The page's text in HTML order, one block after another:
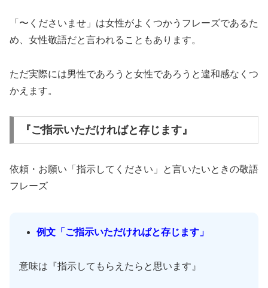
「〜くださいませ」は女性がよくつかうフレーズであるた
め、女性敬語だと言われることもあります。
ただ実際には男性であろうと女性であろうと違和感なくつ
かえます。
『ご指示いただければと存じます』
依頼・お願い「指示してください」と言いたいときの敬語
フレーズ
例文「ご指示いただければと存じます」
意味は『指示してもらえたらと思います』